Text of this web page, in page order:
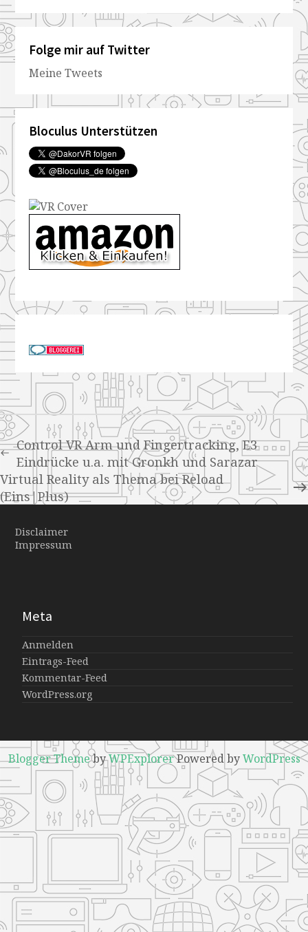
Folge mir auf Twitter
Meine Tweets
Bloculus Unterstützen
Control VR Arm und Fingertracking, E3
Eindrücke u.a. mit Gronkh und Sarazar
Virtual Reality als Thema bei Reload
(Eins|Plus)
Disclaimer
Impressum
Meta
Anmelden
Eintrags-Feed
Kommentar-Feed
WordPress.org
Blogger ThemebyWPExplorerPowered byWordPress